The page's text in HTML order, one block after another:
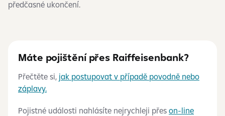
předčasné ukončení.
Máte pojištění přes Raiffeisenbank?
Přečtěte si, jak postupovat v případě povodně nebo
záplavy.
Pojistné události nahlásíte nejrychleji přes on-line